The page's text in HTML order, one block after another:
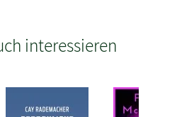
interessieren